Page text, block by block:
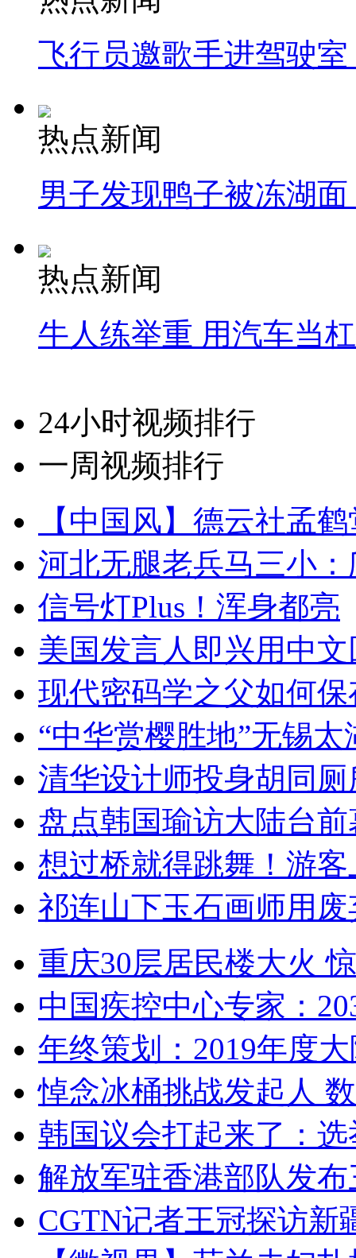
飞行员邀歌手进驾驶
热点新闻
男子发现鸭子被冻湖
热点新闻
牛人练举重 用汽车当
24小时视频排行
一周视频排行
【中国风】德云社孟
河北无腿老兵马三小
信号灯Plus！浑身都亮
美国发言人即兴用中
现代密码学之父如何
“中华赏樱胜地”无锡
清华设计师投身胡同
盘点韩国瑜访大陆台
想过桥就得跳舞！游客
祁连山下玉石画师用
重庆30层居民楼大火
中国疾控中心专家：
年终策划：2019年度
悼念冰桶挑战发起人
韩国议会打起来了：
解放军驻香港部队发
CGTN记者王冠探访新